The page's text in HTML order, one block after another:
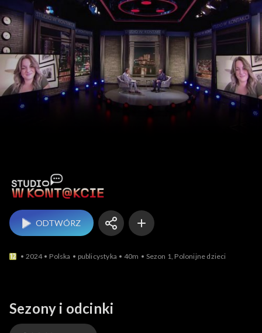
Studio w kontakcie
ODTWÓRZ
2024 Polska publicystyka 40m Sezon 1, Polonijne dzieci
Sezony i odcinki